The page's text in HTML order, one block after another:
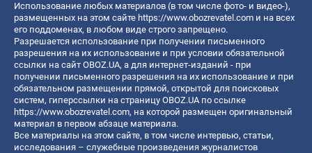
Использование любых материалов (в том числе фото- и видео-),
размещенных на этом сайте https://www.obozrevatel.com и на всех
его поддоменах, в любом виде строго запрещено.
Разрешается использование при получении письменного
разрешения на их использование и при условии обязательной
ссылки на сайт OBOZ.UA, а для интернет-изданий - при
получении письменного разрешения на их использование и при
обязательном размещении прямой, открытой для поисковых
систем, гиперссылки на страницу OBOZ.UA по ссылке
https://www.obozrevatel.com, на которой размещен оригинальный
материал в первом абзаце материала.
Все материалы на этом сайте, в том числе интервью, статьи,
исследования – служебные произведения журналистов